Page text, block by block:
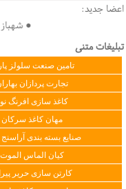
اعضا جدید:
●
تبلیغات متنی
تامین صنعت سلولز
تجارت پردازان
کاغذ سازی افرنگ
مهان کاغذ سرکان
صنایع بسته بندی آراسنج
کیان الماس الموت
کارتن سازی حریر